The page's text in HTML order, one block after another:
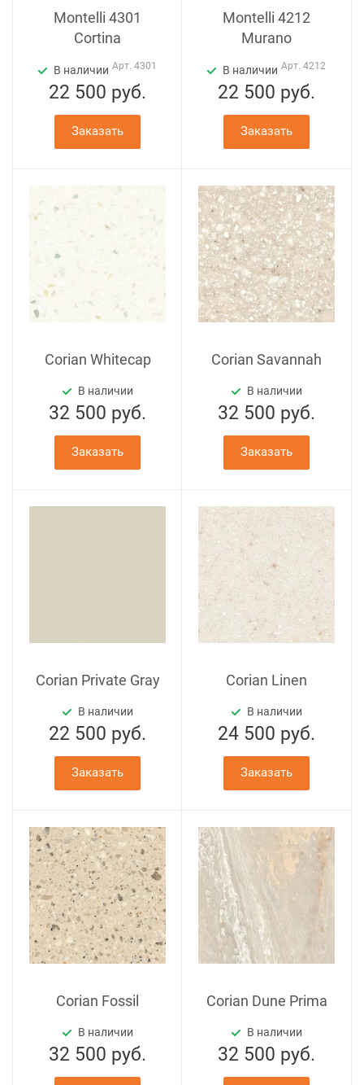
Montelli 4301
Cortina
В наличии Арт. 4301
22 500 руб.
Заказать
Montelli 4212
Murano
В наличии Арт. 4212
22 500 руб.
Заказать
Corian Whitecap
В наличии
32 500 руб.
Заказать
Corian Savannah
В наличии
32 500 руб.
Заказать
Corian Private Gray
В наличии
22 500 руб.
Заказать
Corian Linen
В наличии
24 500 руб.
Заказать
Corian Fossil
В наличии
32 500 руб.
Corian Dune Prima
В наличии
32 500 руб.